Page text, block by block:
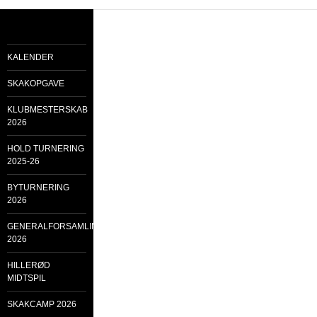
KALENDER
SKAKOPGAVE
KLUBMESTERSKAB
2026
HOLD TURNERING
2025-26
BYTURNERING
2026
GENERALFORSAMLING
2026
HILLERØD
MIDTSPIL
SKAKCAMP 2026